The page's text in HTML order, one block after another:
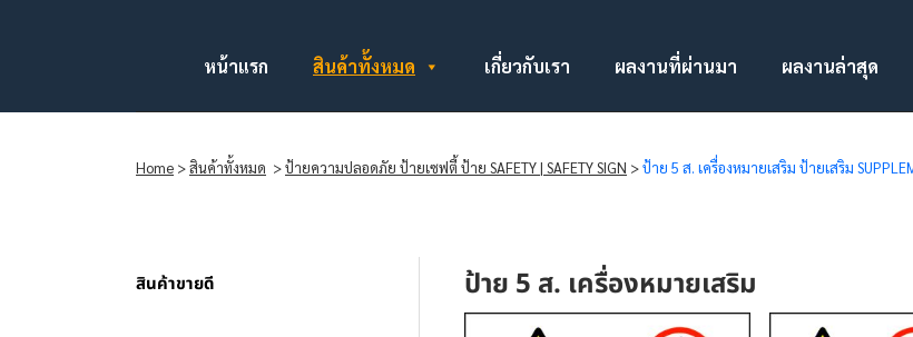
หน้าแรก สินค้าทั้งหมด เกี่ยวกับเรา ผลงานที่ผ่านมา ผลงานล่าสุด
Home >สินค้าทั้งหมด >ป้ายความปลอดภัย ป้ายเซฟตี้ ป้าย SAFETY | SAFETY SIGN >ป้าย 5 ส. เครื่องหมายเสริม ป้ายเสริม
สินค้าขายดี ป้าย 5 ส. เครื่องหมายเสริม